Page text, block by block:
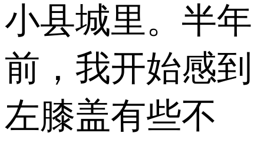
小县城里。半年
前，我开始感到
左膝盖有些不